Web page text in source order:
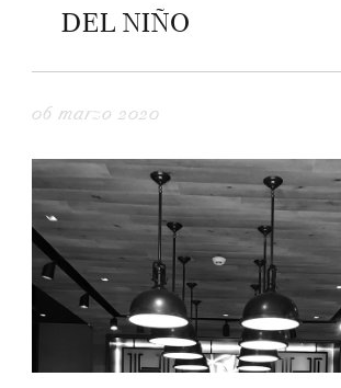
DEL NIÑO
06 marzo 2020